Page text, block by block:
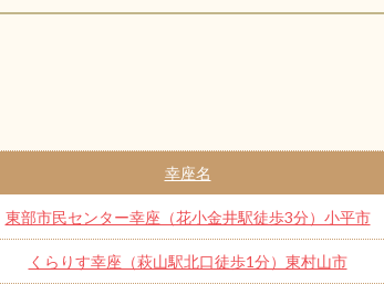
幸座名
東部市民センター幸座（花小金井駅徒歩3分）小平市
くらりす幸座（萩山駅北口徒歩1分）東村山市